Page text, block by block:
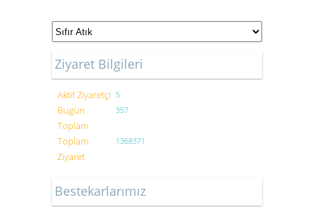
Ziyaret Bilgileri
Aktif Ziyaretçi 5
Bugün
Toplam
357
Toplam
Ziyaret
1368371
Bestekarlarımız